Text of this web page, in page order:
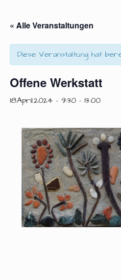
« Alle Veranstaltungen
Diese Veranstaltung hat
Offene Werkstatt
18.April.2024 - 9:30 - 13:00